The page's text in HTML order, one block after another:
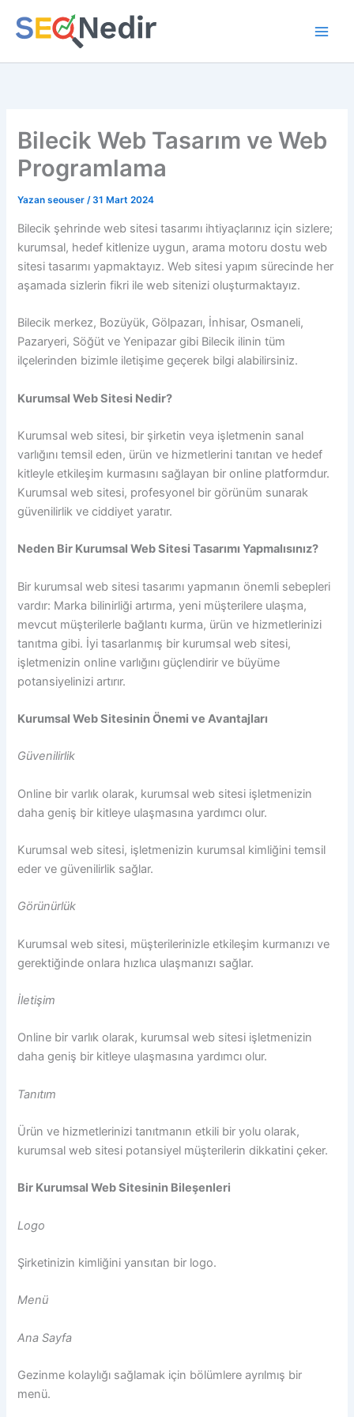
atla
Bilecik Web Tasarım ve Web
Programlama
Yazan seouser/31 Mart 2024
Bilecik şehrinde web sitesi tasarımı ihtiyaçlarınız için sizlere;
kurumsal, hedef kitlenize uygun, arama motoru dostu web
sitesi tasarımı yapmaktayız. Web sitesi yapım sürecinde her
aşamada sizlerin fikri ile web sitenizi oluşturmaktayız.
Bilecik merkez, Bozüyük, Gölpazarı, İnhisar, Osmaneli,
Pazaryeri, Söğüt ve Yenipazar gibi Bilecik ilinin tüm
ilçelerinden bizimle iletişime geçerek bilgi alabilirsiniz.
Kurumsal Web Sitesi Nedir?
Kurumsal web sitesi, bir şirketin veya işletmenin sanal
varlığını temsil eden, ürün ve hizmetlerini tanıtan ve hedef
kitleyle etkileşim kurmasını sağlayan bir online platformdur.
Kurumsal web sitesi, profesyonel bir görünüm sunarak
güvenilirlik ve ciddiyet yaratır.
Neden Bir Kurumsal Web Sitesi Tasarımı Yapmalısınız?
Bir kurumsal web sitesi tasarımı yapmanın önemli sebepleri
vardır: Marka bilinirliği artırma, yeni müşterilere ulaşma,
mevcut müşterilerle bağlantı kurma, ürün ve hizmetlerinizi
tanıtma gibi. İyi tasarlanmış bir kurumsal web sitesi,
işletmenizin online varlığını güçlendirir ve büyüme
potansiyelinizi artırır.
Kurumsal Web Sitesinin Önemi ve Avantajları
Güvenilirlik
Online bir varlık olarak, kurumsal web sitesi işletmenizin
daha geniş bir kitleye ulaşmasına yardımcı olur.
Kurumsal web sitesi, işletmenizin kurumsal kimliğini temsil
eder ve güvenilirlik sağlar.
Görünürlük
Kurumsal web sitesi, müşterilerinizle etkileşim kurmanızı ve
gerektiğinde onlara hızlıca ulaşmanızı sağlar.
İletişim
Online bir varlık olarak, kurumsal web sitesi işletmenizin
daha geniş bir kitleye ulaşmasına yardımcı olur.
Tanıtım
Ürün ve hizmetlerinizi tanıtmanın etkili bir yolu olarak,
kurumsal web sitesi potansiyel müşterilerin dikkatini çeker.
Bir Kurumsal Web Sitesinin Bileşenleri
Logo
Şirketinizin kimliğini yansıtan bir logo.
Menü
Ana Sayfa
Gezinme kolaylığı sağlamak için bölümlere ayrılmış bir
menü.